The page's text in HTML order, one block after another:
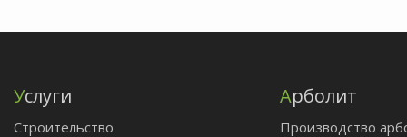
Услуги
Строительство
Арболит
Производство